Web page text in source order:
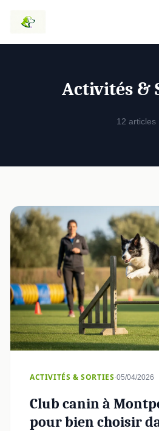
Activités &
12 articles
ACTIVITÉS & SORTIES·05/04/2026
Club canin à
pour bien choisir